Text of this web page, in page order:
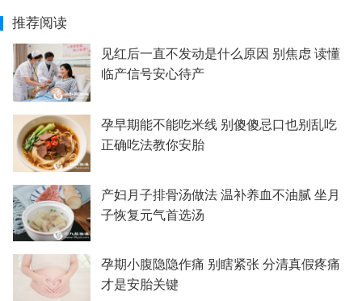
推荐阅读
见红后一直不发动是什么原因 别焦虑 读懂
临产信号安心待产
孕早期能不能吃米线 别傻傻忌口也别乱吃
正确吃法教你安胎
产妇月子排骨汤做法 温补养血不油腻 坐月
子恢复元气首选汤
孕期小腹隐隐作痛 别瞎紧张 分清真假疼痛
才是安胎关键